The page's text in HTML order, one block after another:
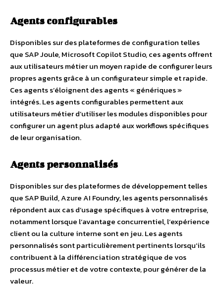
Agents configurables
Disponibles sur des plateformes de configuration telles
que SAP Joule, Microsoft Copilot Studio, ces agents offrent
aux utilisateurs métier un moyen rapide de configurer leurs
propres agents grâce à un configurateur simple et rapide.
Ces agents s’éloignent des agents « génériques »
intégrés. Les agents configurables permettent aux
utilisateurs métier d’utiliser les modules disponibles pour
configurer un agent plus adapté aux workflows spécifiques
de leur organisation.
Agents personnalisés
Disponibles sur des plateformes de développement telles
que SAP Build, Azure AI Foundry, les agents personnalisés
répondent aux cas d’usage spécifiques à votre entreprise,
notamment lorsque l’avantage concurrentiel, l’expérience
client ou la culture interne sont en jeu. Les agents
personnalisés sont particulièrement pertinents lorsqu’ils
contribuent à la différenciation stratégique de vos
processus métier et de votre contexte, pour générer de la
valeur.